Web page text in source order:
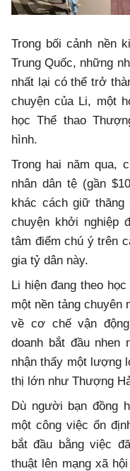
Trong bối cảnh nền
Trung Quốc, những
nhất lại có thể trở
chuyện của Li, một
học Thể thao
hình.
Trong hai năm qua,
nhân dân tệ (gần
khác cách giữ thăng
chuyện khởi nghiệp
tâm điểm chú ý trên
gia tỷ dân này.
Li hiện đang theo
một nền tảng chuyên
về cơ chế vận
doanh bắt đầu nhen
nhận thấy một lượng
thị lớn như Thượng
Dù người bạn đồng
một công việc ổn
bắt đầu bằng việc
thuật lên mạng xã